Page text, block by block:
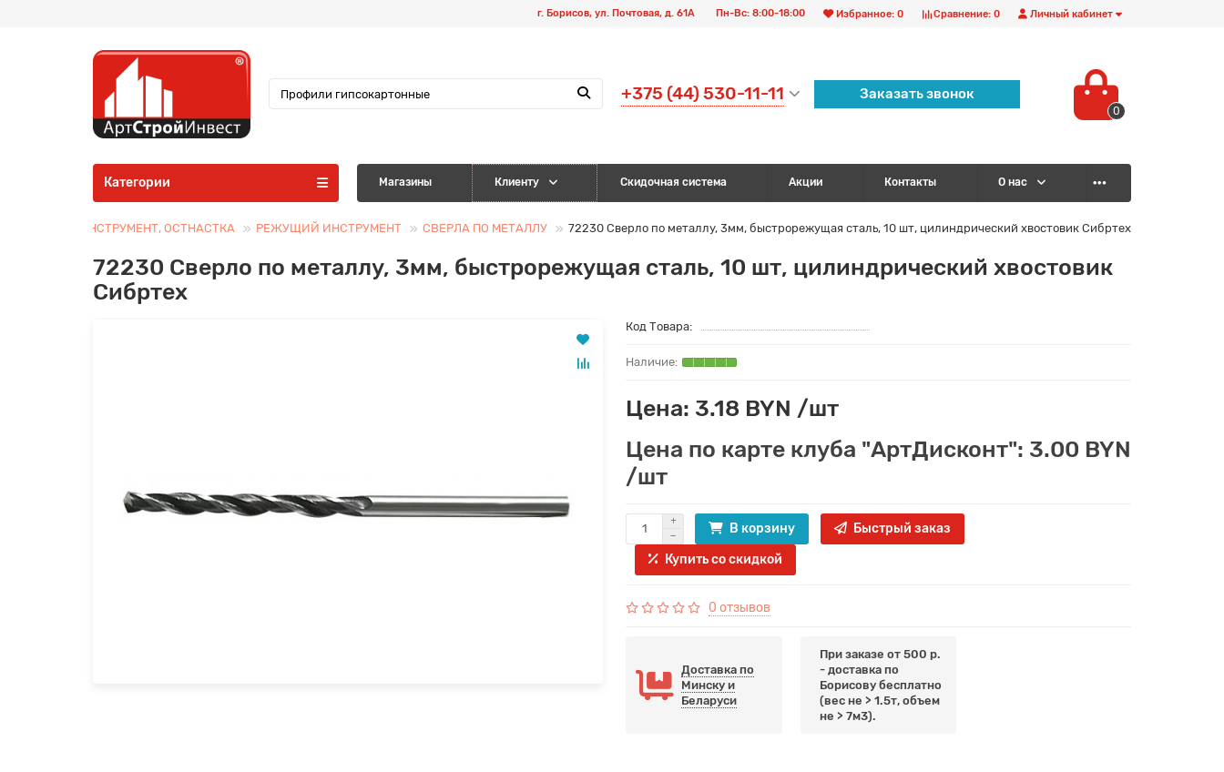
Личный кабинет
Сравнение: 0
Избранное: 0
г. Борисов, ул. Почтовая, д. 61А Пн-Вс: 8:00-18:00
+375 (44) 530-11-11 Заказать звонок
0
Категории Магазины Клиенту Скидочная система Акции Контакты О нас
ИНСТРУМЕНТ, ОСТНАСТКА РЕЖУЩИЙ ИНСТРУМЕНТ СВЕРЛА ПО МЕТАЛЛУ 72230 Сверло по металлу, 3мм, быстрорежущая сталь, 10 шт, цилиндрический хвостовик Сибртех
72230 Сверло по металлу, 3мм, быстрорежущая сталь, 10 шт, цилиндрический хвостовик
Сибртех
Код Товара:
Цена: 3.18 BYN /шт
Цена по карте клуба "АртДисконт": 3.00 BYN
/шт
В корзину
Быстрый заказ
Купить со скидкой
0 отзывов
Доставка по
Минску и
Беларуси
При заказе от 500 р.
- доставка по
Борисову бесплатно
(вес не > 1.5т, объем
не > 7м3).